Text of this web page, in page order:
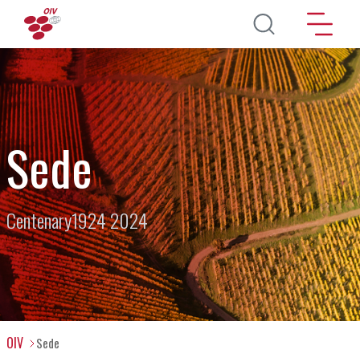
Pasar al contenido principal
Sede
Centenary1924 2024
OIV Sede